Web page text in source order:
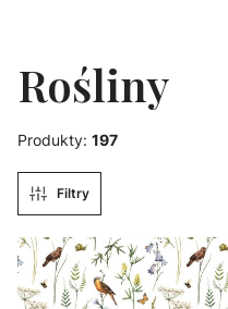
Rośliny
Produkty: 197
Filtry
Lista produktów